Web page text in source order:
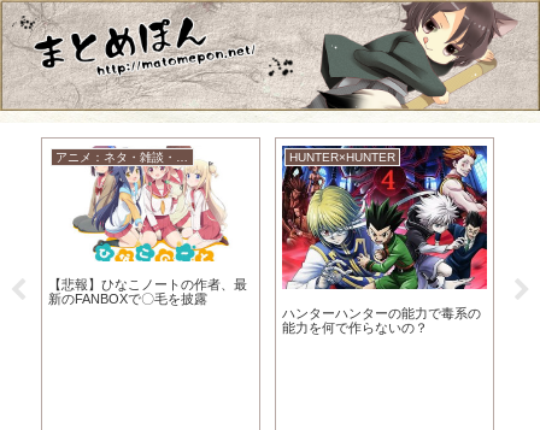
アニメ：ネタ・雑談・ニュース
【悲報】ひなこノートの作者、最
新のFANBOXで〇毛を披露
HUNTER×HUNTER
ハンターハンターの能力で毒系の
能力を何で作らないの？